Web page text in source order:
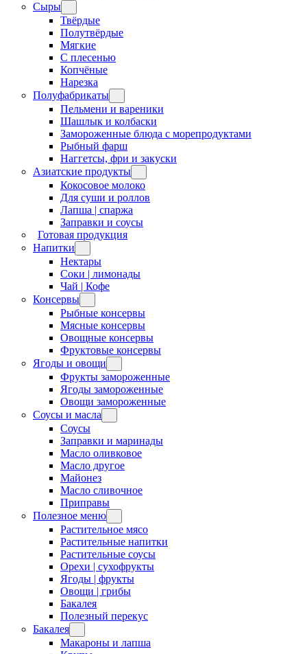
Сыры
Твёрдые
Полутвёрдые
Мягкие
С плесенью
Копчёные
Нарезка
Полуфабрикаты
Пельмени и вареники
Шашлык и колбаски
Замороженные блюда с морепродуктами
Рыбный фарш
Наггетсы, фри и закуски
Азиатские продукты
Кокосовое молоко
Для суши и роллов
Лапша | спаржа
Заправки и соусы
Готовая продукция
Напитки
Нектары
Соки | лимонады
Чай | Кофе
Консервы
Рыбные консервы
Мясные консервы
Овощные консервы
Фруктовые консервы
Ягоды и овощи
Фрукты замороженные
Ягоды замороженные
Овощи замороженные
Соусы и масла
Соусы
Заправки и маринады
Масло оливковое
Масло другое
Майонез
Масло сливочное
Приправы
Полезное меню
Растительное мясо
Растительные напитки
Растительные соусы
Орехи | сухофрукты
Ягоды | фрукты
Овощи | грибы
Бакалея
Полезный перекус
Бакалея
Макароны и лапша